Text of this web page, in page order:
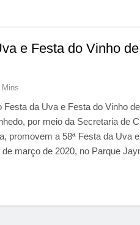
e Festa do Vinho de
Mins
da Uva e Festa do Vinho de
por meio da Secretaria de
promovem a 58ª Festa da Uva e
março de 2020, no Parque